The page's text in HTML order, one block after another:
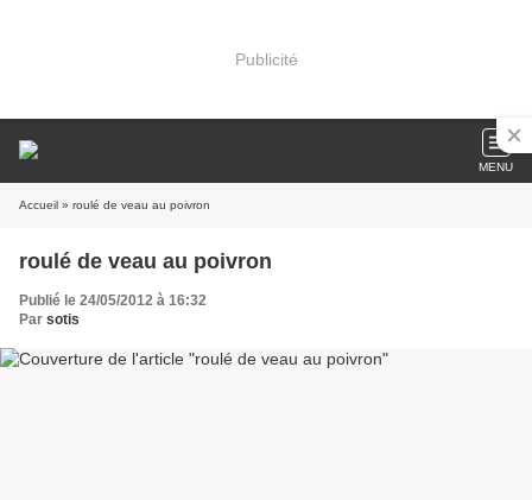
Publicité
MENU
Accueil » roulé de veau au poivron
roulé de veau au poivron
Publié le 24/05/2012 à 16:32
Par sotis